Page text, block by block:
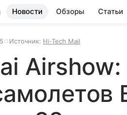
Новости Обзоры Статьи
Источник: Hi-Tech Mail
Airshow: